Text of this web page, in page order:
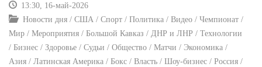
СПОРТ
ВОЕННЫЕ ДЕЙСТВИЯ
13:30, 16-май-2026
Новости дня / США / Спорт / Политика / Видео / Чемпионат /
Мир / Мероприятия / Большой Кавказ / ДНР и ЛНР / Технологии
/ Бизнес / Здоровье / Судьи / Общество / Матчи / Экономика /
Азия / Латинская Америка / Бокс / Власть / Шоу-бизнес / Россия /